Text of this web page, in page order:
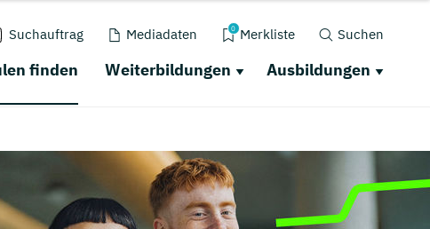
Suchauftrag Mediadaten 0 Merkliste Suchen
finden Weiterbildungen Ausbildungen